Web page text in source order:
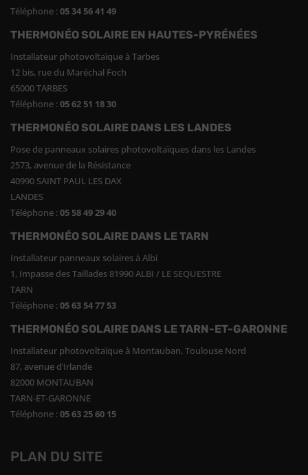
Téléphone :05 34 56 41 49
THERMONÉO SOLAIRE EN HAUTES-PYRÉNÉES
Installateur photovoltaïque à Tarbes
12 bis, rue du Maréchal Foch
65000 TARBES
Téléphone :05 62 51 18 30
THERMONÉO SOLAIRE DANS LES LANDES
Pose de panneaux solaires photovoltaïques dans les Landes
2573, avenue de la Résistance
40990 SAINT PAUL LES DAX
LANDES
Téléphone :05 58 49 29 40
THERMONÉO SOLAIRE DANS LE TARN
Installateur panneaux solaires à Albi
1, Impasse des Taillades 81990 ALBI / LE SEQUESTRE
TARN
Téléphone :05 63 54 77 53
THERMONÉO SOLAIRE DANS LE TARN-ET-GARONNE
Installateur photovoltaïque à Montauban, Toulouse Nord
87, avenue d’Irlande
82000 MONTAUBAN
TARN-ET-GARONNE
Téléphone :05 63 25 60 15
PLAN DU SITE